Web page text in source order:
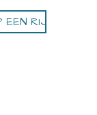
EEN RIJ